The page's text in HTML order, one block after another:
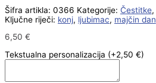
Šifra artikla: 0366 Kategorije: Čestitke,
Ključne riječi: konj, ljubimac, majčin dan
6,50 €
Tekstualna personalizacija (+2,50 €)